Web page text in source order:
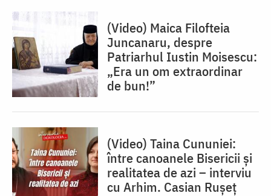
(Video) Maica Filofteia
Juncanaru, despre
Patriarhul Iustin Moisescu:
„Era un om extraordinar
de bun!”
(Video) Taina Cununiei:
între canoanele Bisericii și
realitatea de azi – interviu
cu Arhim. Casian Rușeț